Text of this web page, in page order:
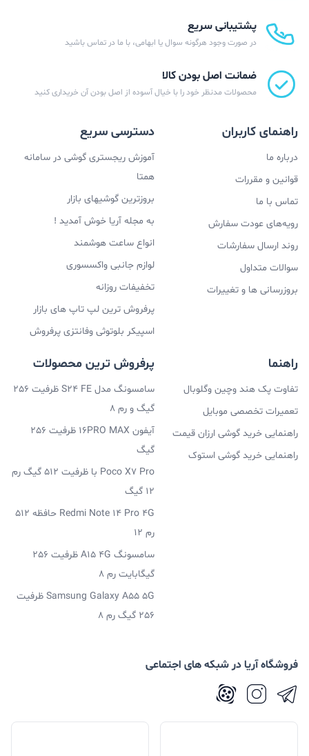
پشتیبانی سریع
در صورت وجود هرگونه سوال یا ابهامی، با ما در تماس باشید
ضمانت اصل بودن کالا
محصولات مدنظر خود را با خیال آسوده از اصل بودن آن خریداری کنید
راهنمای کاربران
درباره ما
قوانین و مقررات
تماس با ما
رویه‌های عودت سفارش
روند ارسال سفارشات
سوالات متداول
بروزرسانی ها و تغییرات
دسترسی سریع
آموزش ریجستری گوشی در سامانه
همتا
بروزترین گوشیهای بازار
به مجله آریا خوش آمدید !
انواع ساعت هوشمند
لوازم جانبی واکسسوری
تخفیفات روزانه
پرفروش ترین لپ تاپ های بازار
اسپیکر بلوتوثی وفانتزی پرفروش
راهنما
تفاوت پک هند وچین وگلوبال
تعمیرات تخصصی موبایل
راهنمایی خرید گوشی ارزان قیمت
راهنمایی خرید گوشی استوک
پرفروش ترین محصولات
سامسونگ مدل S24 FE ظرفیت 256
گیگ و رم 8
آیفون 16PRO MAX ظرفیت 256
گیگ
Poco X7 Pro با ظرفیت 512 گیگ رم
12 گیگ
Redmi Note 14 Pro 4G حافظه 512
رم 12
سامسونگ A15 4G ظرفیت 256
گیگابایت رم 8
Samsung Galaxy A55 5G ظرفیت
256 گیگ رم 8
فروشگاه آریا در شبکه های اجتماعی